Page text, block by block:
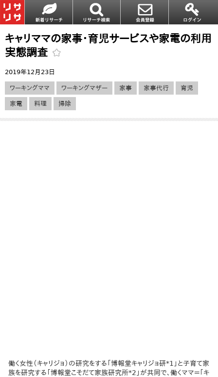
キャリママの家事・育児サービスや家電の利用
実態調査
2019年12月23日
ワーキングママ ワーキングマザー 家事 家事代行 育児
家電 料理 掃除
働く女性（キャリジョ）の研究をする「博報堂キャリジョ研*1」と子育て家
族を研究する「博報堂こそだて家族研究所*2」が共同で、働くママ＝「キ